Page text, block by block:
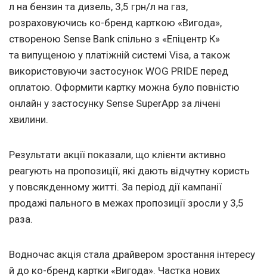
л на бензин та дизель, 3,5 грн/л на газ,
розраховуючись ко-бренд карткою «Вигода»,
створеною Sense Bank спільно з «Епіцентр К»
та випущеною у платіжній системі Visa, а також
використовуючи застосунок WOG PRIDE перед
оплатою. Оформити картку можна було повністю
онлайн у застосунку Sense SuperApp за лічені
хвилини.
Результати акції показали, що клієнти активно
реагують на пропозиції, які дають відчутну користь
у повсякденному житті. За період дії кампанії
продажі пального в межах пропозиції зросли у 3,5
раза.
Водночас акція стала драйвером зростання інтересу
й до ко-бренд картки «Вигода». Частка нових